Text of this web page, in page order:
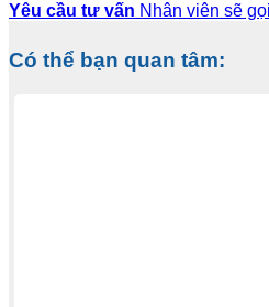
Yêu cầu tư vấn Nhân viên sẽ
Có thể bạn quan tâm: